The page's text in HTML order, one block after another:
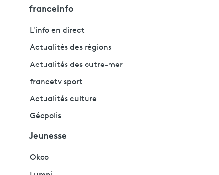
franceinfo
L'info en direct
Actualités des régions
Actualités des outre-mer
francetv sport
Actualités culture
Géopolis
Jeunesse
Okoo